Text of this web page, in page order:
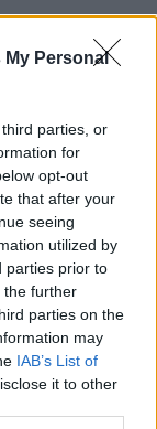
My Personal
parties, or
for
opt-out
that after your
seeing
utilized by
parties prior to
the further
parties on the
may
IAB’s List of
it to other